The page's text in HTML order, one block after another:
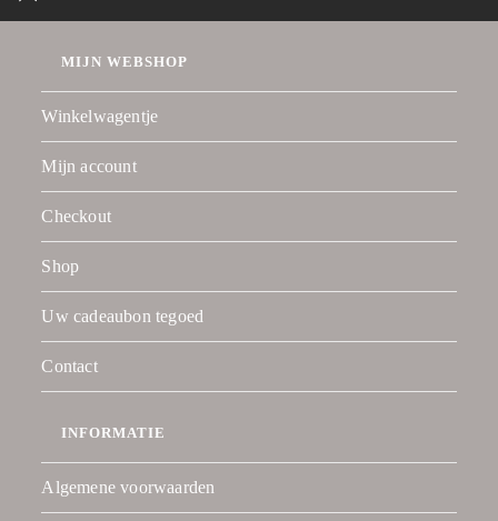
MIJN WEBSHOP
Winkelwagentje
Mijn account
Checkout
Shop
Uw cadeaubon tegoed
Contact
INFORMATIE
Algemene voorwaarden